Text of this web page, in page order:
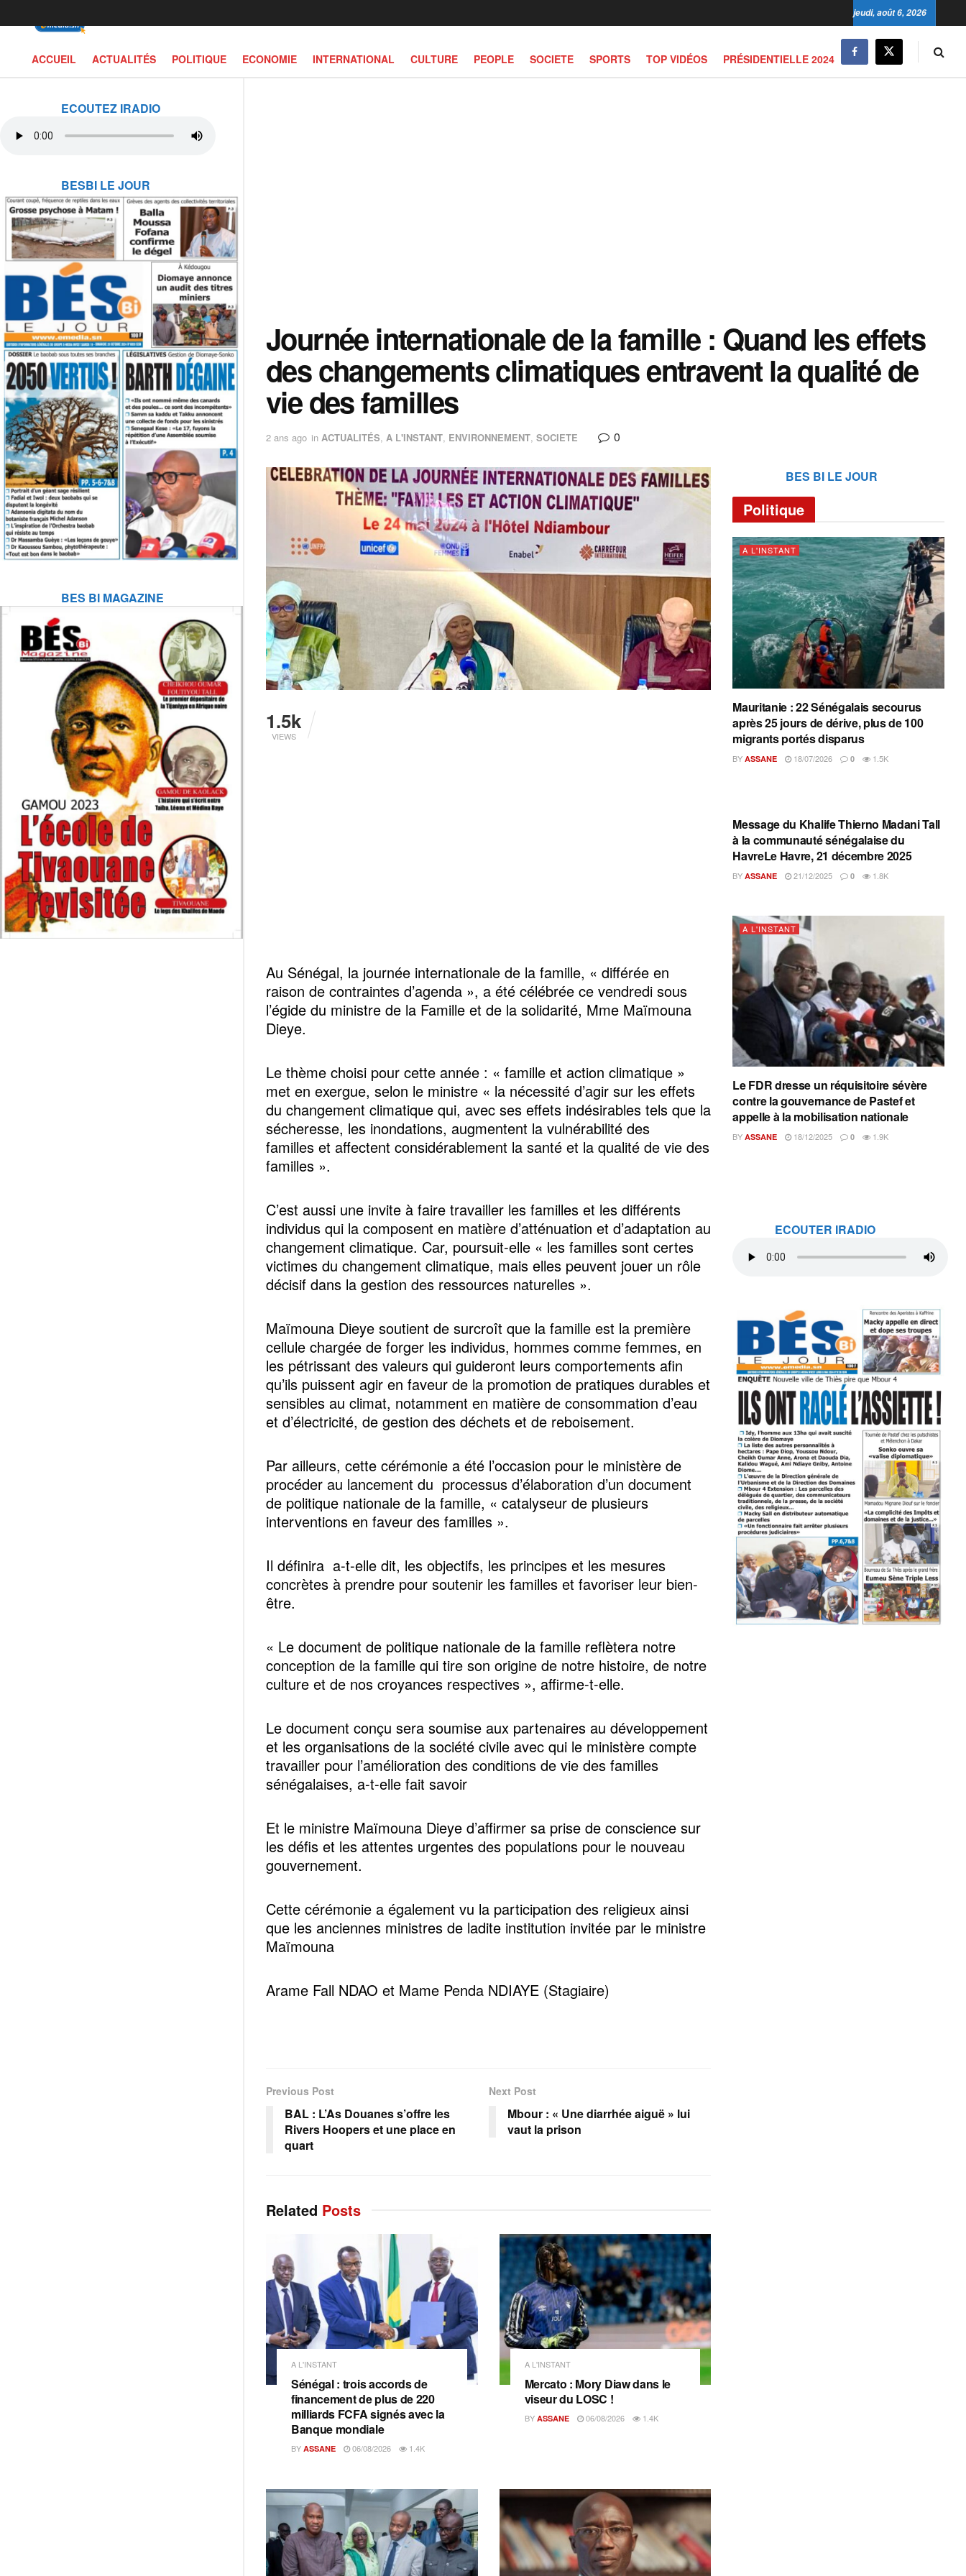
ECOUTEZ IRADIO
BESBI LE JOUR
BES BI MAGAZINE
jeudi, août 6, 2026
ACCUEIL ACTUALITÉS POLITIQUE ECONOMIE INTERNATIONAL CULTURE PEOPLE SOCIETE SPORTS TOP VIDÉOS PRÉSIDENTIELLE 2024
Journée internationale de la famille : Quand les effets
des changements climatiques entravent la qualité de
vie des familles
2 ans ago in ACTUALITÉS, A L'INSTANT, ENVIRONNEMENT, SOCIETE 0
1.5k
VIEWS
Au Sénégal, la journée internationale de la famille, « différée en
raison de contraintes d’agenda », a été célébrée ce vendredi sous
l’égide du ministre de la Famille et de la solidarité, Mme Maïmouna
Dieye.
Le thème choisi pour cette année : « famille et action climatique »
met en exergue, selon le ministre « la nécessité d’agir sur les effets
du changement climatique qui, avec ses effets indésirables tels que la
sécheresse, les inondations, augmentent la vulnérabilité des
familles et affectent considérablement la santé et la qualité de vie des
familles ».
C’est aussi une invite à faire travailler les familles et les différents
individus qui la composent en matière d’atténuation et d’adaptation au
changement climatique. Car, poursuit-elle « les familles sont certes
victimes du changement climatique, mais elles peuvent jouer un rôle
décisif dans la gestion des ressources naturelles ».
Maïmouna Dieye soutient de surcroît que la famille est la première
cellule chargée de forger les individus, hommes comme femmes, en
les pétrissant des valeurs qui guideront leurs comportements afin
qu’ils puissent agir en faveur de la promotion de pratiques durables et
sensibles au climat, notamment en matière de consommation d’eau
et d’électricité, de gestion des déchets et de reboisement.
Par ailleurs, cette cérémonie a été l’occasion pour le ministère de
procéder au lancement du processus d’élaboration d’un document
de politique nationale de la famille, « catalyseur de plusieurs
interventions en faveur des familles ».
Il définira a-t-elle dit, les objectifs, les principes et les mesures
concrètes à prendre pour soutenir les familles et favoriser leur bien-
être.
« Le document de politique nationale de la famille reflètera notre
conception de la famille qui tire son origine de notre histoire, de notre
culture et de nos croyances respectives », affirme-t-elle.
Le document conçu sera soumise aux partenaires au développement
et les organisations de la société civile avec qui le ministère compte
travailler pour l’amélioration des conditions de vie des familles
sénégalaises, a-t-elle fait savoir
Et le ministre Maïmouna Dieye d’affirmer sa prise de conscience sur
les défis et les attentes urgentes des populations pour le nouveau
gouvernement.
Cette cérémonie a également vu la participation des religieux ainsi
que les anciennes ministres de ladite institution invitée par le ministre
Maïmouna
Arame Fall NDAO et Mame Penda NDIAYE (Stagiaire)
Previous Post
BAL : L’As Douanes s’offre les
Rivers Hoopers et une place en
quart
Next Post
Mbour : « Une diarrhée aiguë » lui
vaut la prison
Related Posts
A L'INSTANT
Sénégal : trois accords de
financement de plus de 220
milliards FCFA signés avec la
Banque mondiale
BY ASSANE 06/08/2026 1.4K
A L'INSTANT
Mercato : Mory Diaw dans le
viseur du LOSC !
BY ASSANE 06/08/2026 1.4K
BES BI LE JOUR
Politique
A L'INSTANT
Mauritanie : 22 Sénégalais secourus
après 25 jours de dérive, plus de 100
migrants portés disparus
BY ASSANE 18/07/2026 0 1.5K
A L'INSTANT
Message du Khalife Thierno Madani Tall
à la communauté sénégalaise du
HavreLe Havre, 21 décembre 2025
BY ASSANE 21/12/2025 0 1.8K
A L'INSTANT
Le FDR dresse un réquisitoire sévère
contre la gouvernance de Pastef et
appelle à la mobilisation nationale
BY ASSANE 18/12/2025 0 1.9K
ECOUTER IRADIO